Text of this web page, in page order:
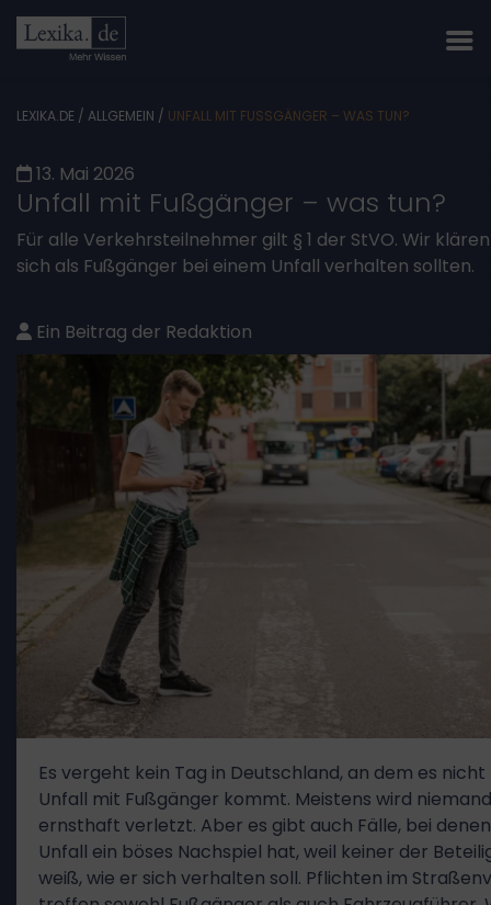
LEXIKA.DE / ALLGEMEIN / UNFALL MIT FUSSGÄNGER – WAS TUN?
13. Mai 2026
Unfall mit Fußgänger – was tun?
Für alle Verkehrsteilnehmer gilt § 1 der StVO. Wir
sich als Fußgänger bei einem Unfall verhalten sollten.
Ein Beitrag der Redaktion
Es vergeht kein Tag in Deutschland, an dem es nicht
Unfall mit Fußgänger kommt. Meistens wird niemand
ernsthaft verletzt. Aber es gibt auch Fälle, bei
Unfall ein böses Nachspiel hat, weil keiner der
weiß, wie er sich verhalten soll. Pflichten im